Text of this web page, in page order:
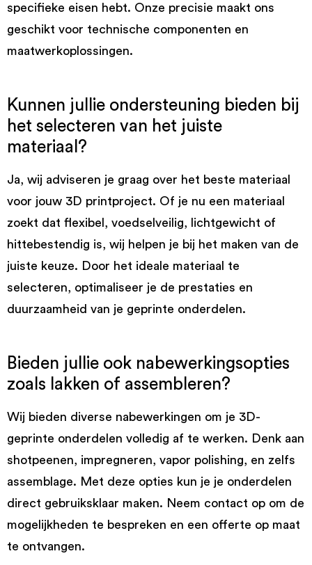
specifieke eisen hebt. Onze precisie maakt ons
geschikt voor technische componenten en
maatwerkoplossingen.
Kunnen jullie ondersteuning bieden bij
het selecteren van het juiste
materiaal?
Ja, wij adviseren je graag over het beste materiaal
voor jouw 3D printproject. Of je nu een materiaal
zoekt dat flexibel, voedselveilig, lichtgewicht of
hittebestendig is, wij helpen je bij het maken van de
juiste keuze. Door het ideale materiaal te
selecteren, optimaliseer je de prestaties en
duurzaamheid van je geprinte onderdelen.
Bieden jullie ook nabewerkingsopties
zoals lakken of assembleren?
Wij bieden diverse nabewerkingen om je 3D-
geprinte onderdelen volledig af te werken. Denk aan
shotpeenen, impregneren, vapor polishing, en zelfs
assemblage. Met deze opties kun je je onderdelen
direct gebruiksklaar maken. Neem contact op om de
mogelijkheden te bespreken en een offerte op maat
te ontvangen.